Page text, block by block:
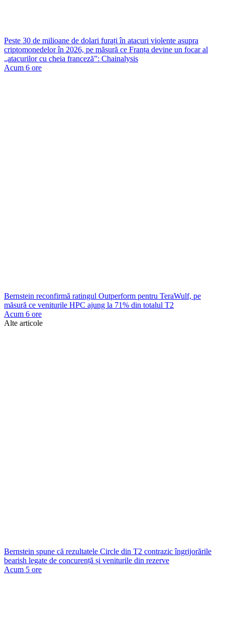
Peste 30 de milioane de dolari furați în atacuri violente asupra
criptomonedelor în 2026, pe măsură ce Franța devine un focar al
„atacurilor cu cheia franceză”: Chainalysis
Acum 6 ore
Bernstein reconfirmă ratingul Outperform pentru TeraWulf, pe
măsură ce veniturile HPC ajung la 71% din totalul T2
Acum 6 ore
Alte articole
Bernstein spune că rezultatele Circle din T2 contrazic îngrijorările
bearish legate de concurență și veniturile din rezerve
Acum 5 ore